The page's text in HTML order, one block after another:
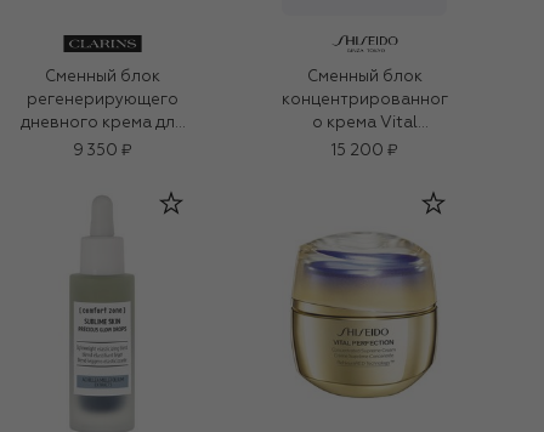
Сменный блок
регенерирующего
дневного крема для
любого типа кожи
9 350 ₽
Сменный блок
концентрированног
о крема Vital
Perfection Supreme
15 200 ₽